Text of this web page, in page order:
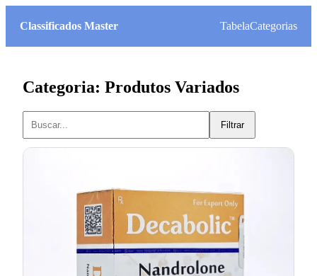
Classificados Master TabelaCategorias
Categoria: Produtos Variados
Filtrar